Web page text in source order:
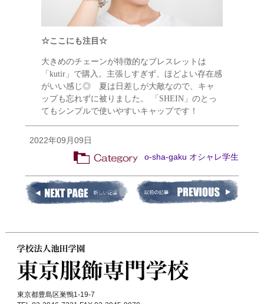
☆ここにも注目☆
大きめのチェーンが特徴的なブレスレットは
「kutir」で購入。主張しすぎず、ほどよい存在感
がいい感じ◎ 夏は日差しが大敵なので、キャ
ップも忘れずに被りました。 「SHEIN」のとっ
てもシンプルで使いやすいキャップです！
2022年09月09日
o-sha-gaku オシャレ学生
東京都豊島区巣鴨1-19-7